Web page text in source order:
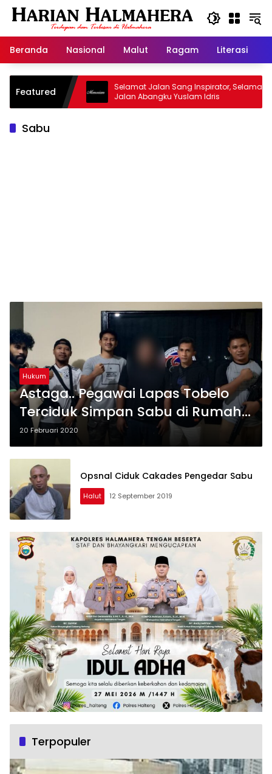
Langsung
Beranda
Nasional Malut Ragam Literasi
Featured
Warisan
Selamat Jalan Sang Inspirator, Selamat
Jalan Abangku Yuslam Idris
Sabu
Hukum
Astaga.. Pegawai Lapas Tobelo
Terciduk Simpan Sabu di Rumah
Dinas
20 Februari 2020
Opsnal Ciduk Cakades Pengedar Sabu
Halut 12 September 2019
Terpopuler